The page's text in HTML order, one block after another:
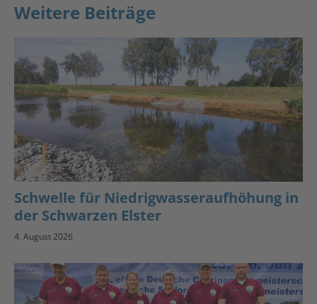
Weitere Beiträge
Schwelle für Niedrigwasseraufhöhung in
der Schwarzen Elster
4. August 2026